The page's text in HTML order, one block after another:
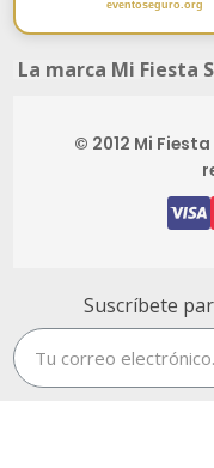
eventoseguro.org
La marca Mi Fiesta
© 2012 Mi
Suscríbete